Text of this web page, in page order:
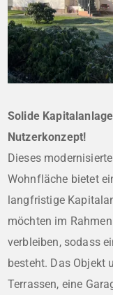
Solide
Nutzerkonzept!
Dieses
Wohnfläche bietet
langfristige
möchten im
verbleiben, sodass
besteht. Das Objekt
Terrassen, eine